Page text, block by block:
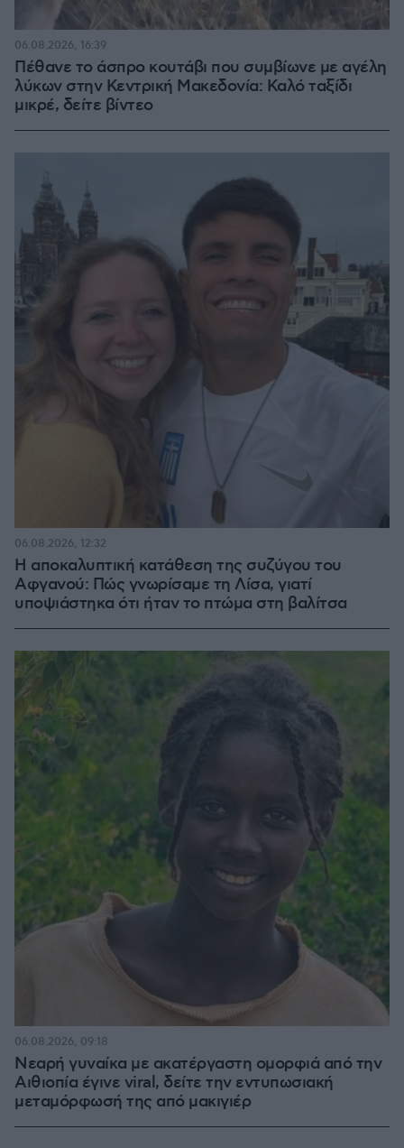
Πέθανε το άσπρο κουτάβι που συμβίωνε με αγέλη
λύκων στην Κεντρική Μακεδονία: Καλό ταξίδι
μικρέ, δείτε βίντεο
06.08.2026, 16:39
Η αποκαλυπτική κατάθεση της συζύγου του
Αφγανού: Πώς γνωρίσαμε τη Λίσα, γιατί
υποψιάστηκα ότι ήταν το πτώμα στη βαλίτσα
06.08.2026, 12:32
Νεαρή γυναίκα με ακατέργαστη ομορφιά από την
Αιθιοπία έγινε viral, δείτε την εντυπωσιακή
μεταμόρφωσή της από μακιγιέρ
06.08.2026, 09:18